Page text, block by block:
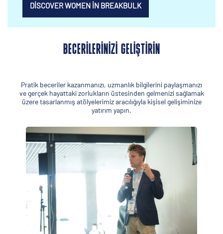
DISCOVER WOMEN IN BREAKBULK
BECERILERINIZI GELIŞTIRIN
Pratik beceriler kazanmanızı, uzmanlık bilgilerini paylaşmanızı
ve gerçek hayattaki zorlukların üstesinden gelmenizi sağlamak
üzere tasarlanmış atölyelerimiz aracılığıyla kişisel gelişiminize
yatırım yapın.